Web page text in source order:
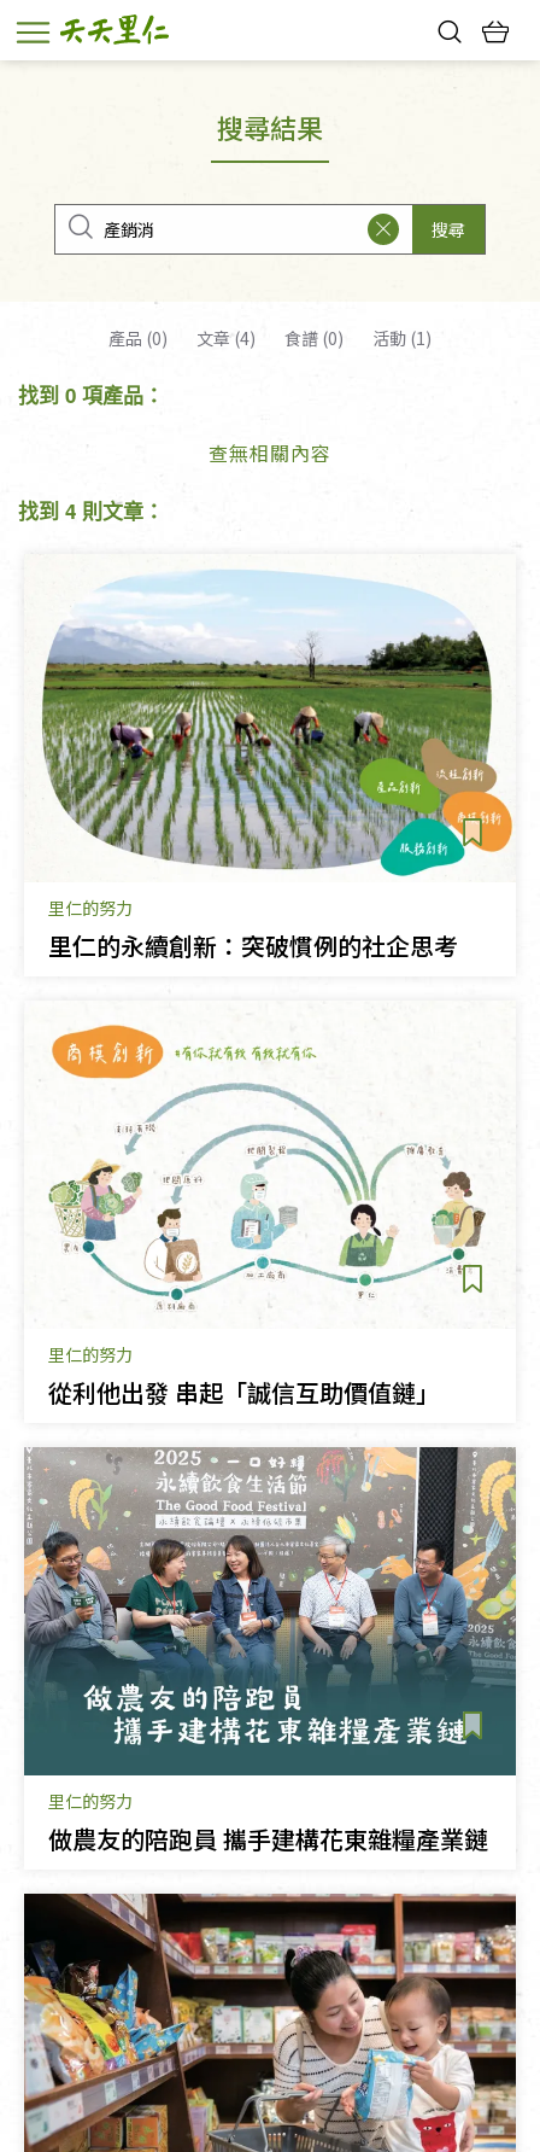
幸福節中獎名單
搜尋結果
搜尋
產品 (0) 文章 (4) 食譜 (0) 活動 (1)
找到 0 項產品：
查無相關內容
找到 4 則文章：
里仁的努力
里仁的永續創新：突破慣例的社企思考
里仁的努力
從利他出發 串起「誠信互助價值鏈」
里仁的努力
做農友的陪跑員 攜手建構花東雜糧產業鏈